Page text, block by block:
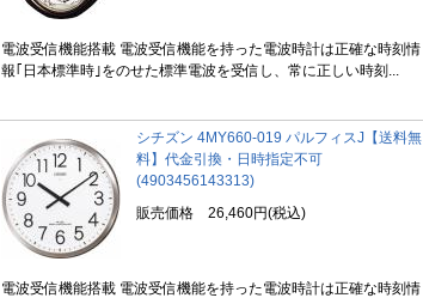
電波受信機能搭載 電波受信機能を持った電波時計は正確な時刻情
報｢日本標準時｣をのせた標準電波を受信し、常に正しい時刻...
シチズン 4MY660-019 パルフィスJ【送料無
料】代金引換・日時指定不可
(4903456143313)
販売価格 26,460円(税込)
電波受信機能搭載 電波受信機能を持った電波時計は正確な時刻情